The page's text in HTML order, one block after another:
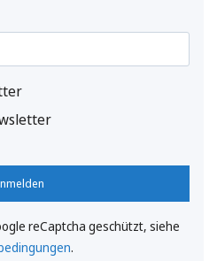
reCaptcha geschützt, siehe
.